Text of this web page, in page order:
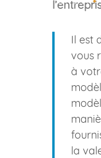
Il est
vous
à
la